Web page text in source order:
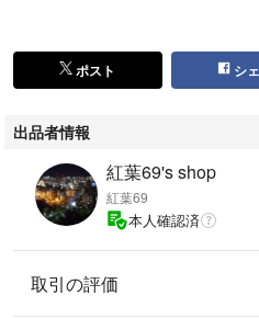
ポスト シ
出品者情報
紅葉69's shop
紅葉69
本人確認済
取引の評価